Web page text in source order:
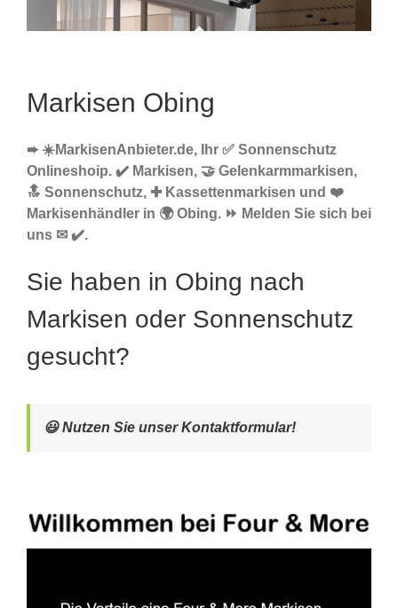
Markisen Obing
➨ ☀️MarkisenAnbieter.de, Ihr ✅ Sonnenschutz
Onlineshoip. ✔️ Markisen, 🤝 Gelenkarmmarkisen,
🔝 Sonnenschutz, ✚ Kassettenmarkisen und ❤️
Markisenhändler in 🌍 Obing. ⏩ Melden Sie sich bei
uns ✉ ✔️.
Sie haben in Obing nach
Markisen oder Sonnenschutz
gesucht?
😃 Nutzen Sie unser Kontaktformular!